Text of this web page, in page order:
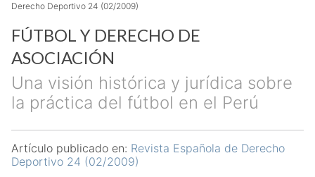
Derecho Deportivo 24 (02/2009)
FÚTBOL Y DERECHO DE
ASOCIACIÓN
Una visión histórica y jurídica sobre
la práctica del fútbol en el Perú
Artículo publicado en: Revista Española de Derecho
Deportivo 24 (02/2009)